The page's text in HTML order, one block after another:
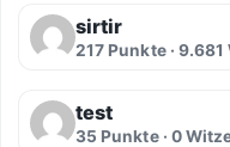
sirtir
217 Punkte · 9.681
test
35 Punkte · 0